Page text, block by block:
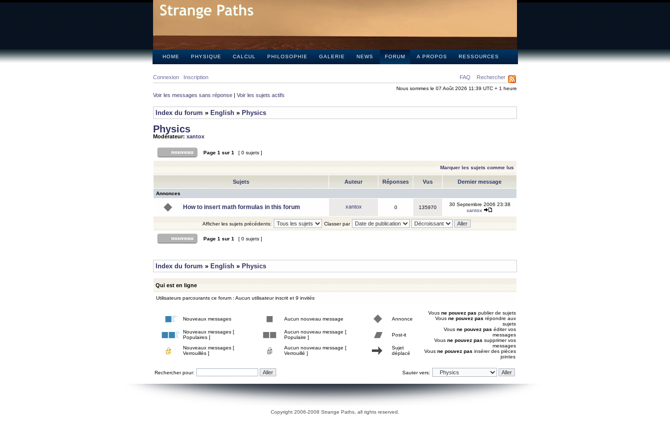
HOME PHYSIQUE CALCUL PHILOSOPHIE GALERIE NEWS FORUM A PROPOS RESSOURCES
FAQ Rechercher
Connexion Inscription
Nous sommes le 07 Août 2026 11:39 UTC + 1 heure
Voir les messages sans réponse | Voir les sujets actifs
Index du forum » English » Physics
Physics
Modérateur: xantox
Page 1 sur 1 [ 0 sujets ]
Marquer les sujets comme lus
Sujets Auteur Réponses Vus Dernier message
Annonces
How to insert math formulas in this forum xantox 0 135970
30 Septembre 2006 23:38
xantox
Afficher les sujets précédents: Classer par
Page 1 sur 1 [ 0 sujets ]
Index du forum » English » Physics
Qui est en ligne
Utilisateurs parcourants ce forum : Aucun utilisateur inscrit et 9 invités
Nouveaux messages Aucun nouveau message Annonce
Nouveaux messages [
Populaires ]
Aucun nouveau message [
Populaire ]
Post-it
Nouveaux messages [
Verrouillés ]
Aucun nouveau message [
Verrouillé ]
Sujet
déplacé
Vous ne pouvez pas publier de sujets
Vous ne pouvez pas répondre aux
sujets
Vous ne pouvez pas éditer vos
messages
Vous ne pouvez pas supprimer vos
messages
Vous ne pouvez pas insérer des pièces
jointes
Rechercher pour: Sauter vers:
Copyright 2006-2008 Strange Paths, all rights reserved.